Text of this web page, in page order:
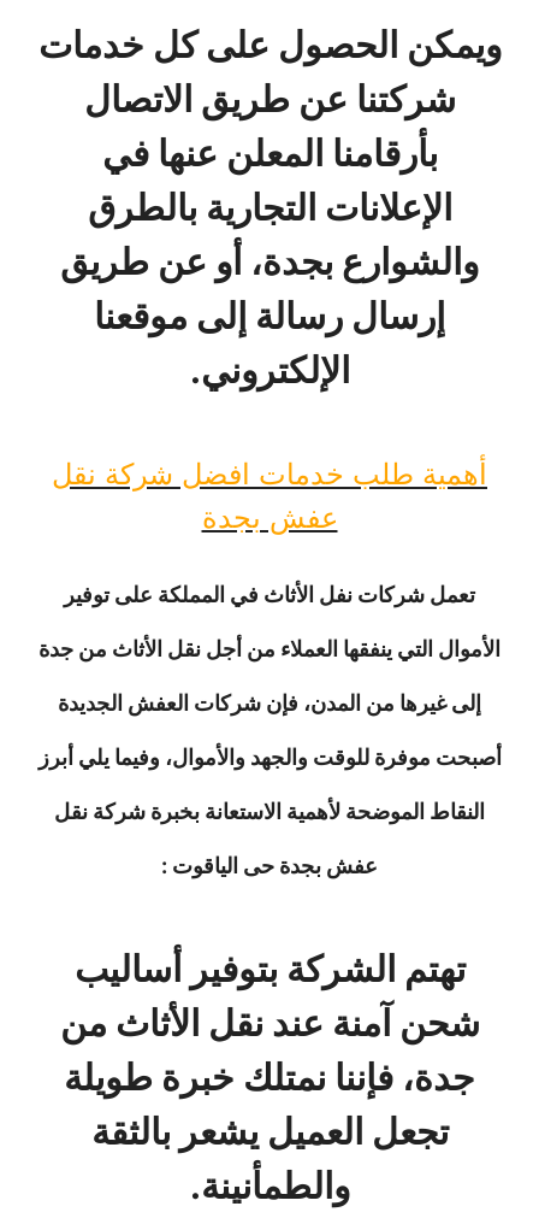
ويمكن الحصول على كل خدمات
شركتنا عن طريق الاتصال
بأرقامنا المعلن عنها في
الإعلانات التجارية بالطرق
والشوارع بجدة، أو عن طريق
إرسال رسالة إلى موقعنا
الإلكتروني.
أهمية طلب خدمات افضل شركة نقل
عفش بجدة
تعمل شركات نفل الأثاث في المملكة على توفير
الأموال التي ينفقها العملاء من أجل نقل الأثاث من جدة
إلى غيرها من المدن، فإن شركات العفش الجديدة
أصبحت موفرة للوقت والجهد والأموال، وفيما يلي أبرز
النقاط الموضحة لأهمية الاستعانة بخبرة شركة نقل
عفش بجدة حى الياقوت :
تهتم الشركة بتوفير أساليب
شحن آمنة عند نقل الأثاث من
جدة، فإننا نمتلك خبرة طويلة
تجعل العميل يشعر بالثقة
والطمأنينة.